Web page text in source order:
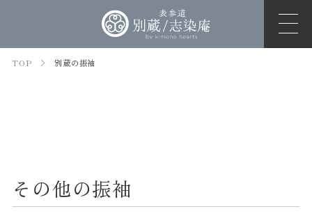
TOP 別蔵の振袖
その他の振袖